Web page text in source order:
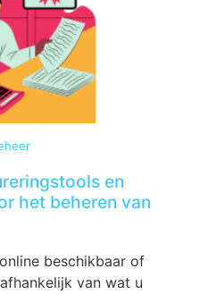
en
het beheren van
beschikbaar of
van wat u